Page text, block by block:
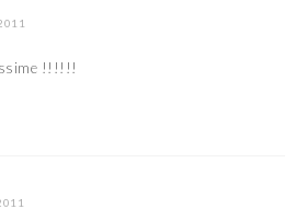
!!!!!!